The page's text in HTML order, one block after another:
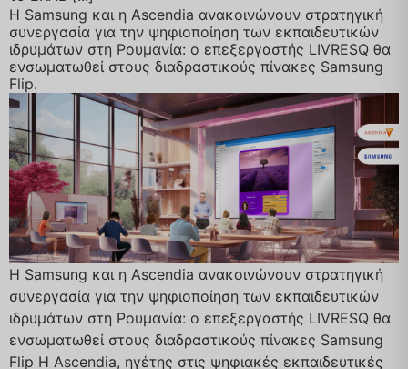
Η Samsung και η Ascendia ανακοινώνουν στρατηγική
συνεργασία για την ψηφιοποίηση των εκπαιδευτικών
ιδρυμάτων στη Ρουμανία: ο επεξεργαστής LIVRESQ θα
ενσωματωθεί στους διαδραστικούς πίνακες Samsung
Flip.
Η Samsung και η Ascendia ανακοινώνουν στρατηγική
συνεργασία για την ψηφιοποίηση των εκπαιδευτικών
ιδρυμάτων στη Ρουμανία: ο επεξεργαστής LIVRESQ θα
ενσωματωθεί στους διαδραστικούς πίνακες Samsung
Flip Η Ascendia, ηγέτης στις ψηφιακές εκπαιδευτικές